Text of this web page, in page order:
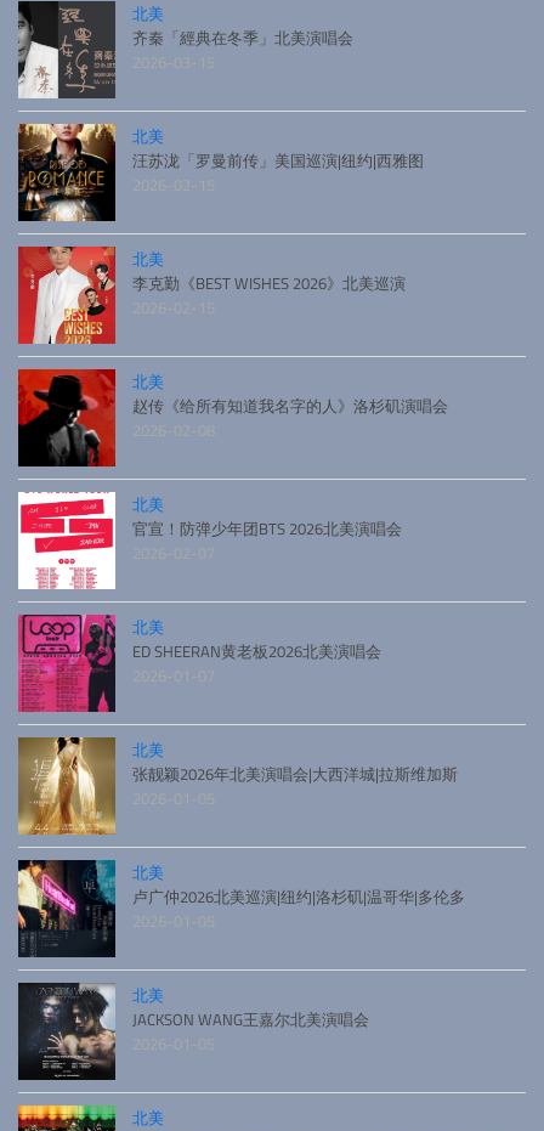
北美
齐秦「經典在冬季」北美演唱会
2026-03-15
北美
汪苏泷「罗曼前传」美国巡演|纽约|西雅图
2026-02-15
北美
李克勤《BEST WISHES 2026》北美巡演
2026-02-15
北美
赵传《给所有知道我名字的人》洛杉矶演唱会
2026-02-08
北美
官宣！防弹少年团BTS 2026北美演唱会
2026-02-07
北美
ED SHEERAN黄老板2026北美演唱会
2026-01-07
北美
张靓颖2026年北美演唱会|大西洋城|拉斯维加斯
2026-01-05
北美
卢广仲2026北美巡演|纽约|洛杉矶|温哥华|多伦多
2026-01-05
北美
JACKSON WANG王嘉尔北美演唱会
2026-01-05
北美